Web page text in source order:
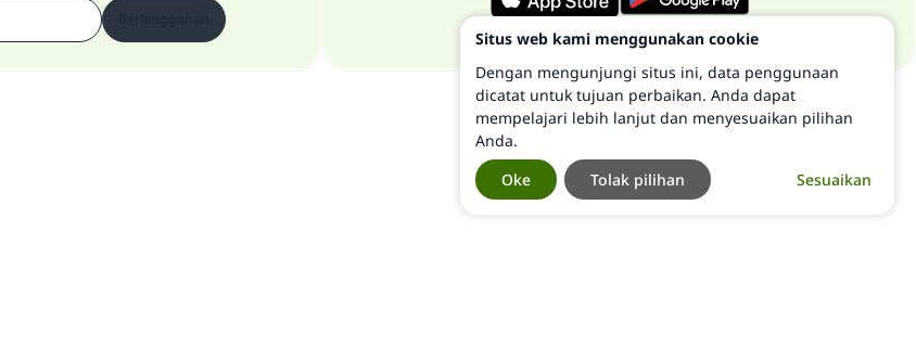
Situs web kami menggunakan cookie
Dengan mengunjungi situs ini, data penggunaan
dicatat untuk tujuan perbaikan. Anda dapat
mempelajari lebih lanjut dan menyesuaikan pilihan
Anda.
Sesuaikan
Tolak pilihan
Oke